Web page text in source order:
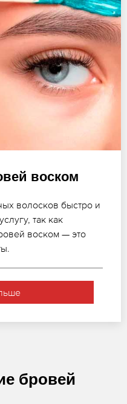
воском
волосков быстро и
так как
воском — это
бровей